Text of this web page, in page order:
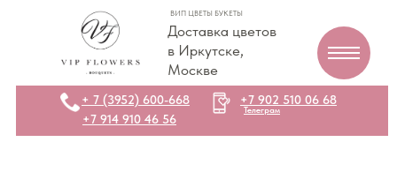
Доставка цветов
в Иркутске,
Москве
ВИП ЦВЕТЫ БУКЕТЫ
+7 914 910 46 56
+7 902 510 06 68
Телеграм
+ 7 (3952) 600-668